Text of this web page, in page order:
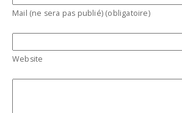
Mail (ne sera pas publié) (obligatoire)
Website